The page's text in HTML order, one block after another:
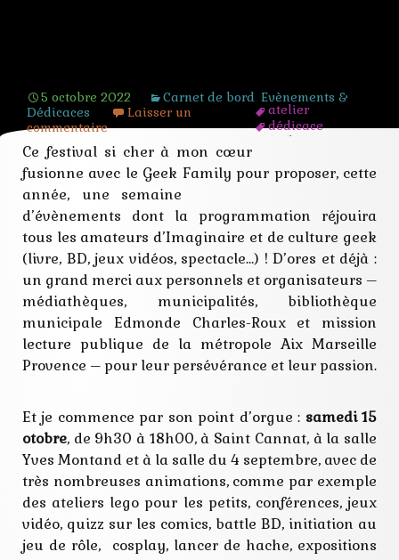
5 octobre 2022 Carnet de bord Evènements &
Dédicaces
atelier
dédicace
écolier
fantasy
îlot
imaginaire
littérature
magique
monde
rencontre
Laisser un
commentaire
Ce festival si cher à mon cœur
fusionne avec le Geek Family pour proposer, cette
année, une semaine
d’évènements dont la programmation réjouira
tous les amateurs d’Imaginaire et de culture geek
(livre, BD, jeux vidéos, spectacle…) ! D’ores et déjà :
un grand merci aux personnels et organisateurs –
médiathèques, municipalités, bibliothèque
municipale Edmonde Charles-Roux et mission
lecture publique de la métropole Aix Marseille
Provence – pour leur persévérance et leur passion.
Et je commence par son point d’orgue : samedi 15
otobre, de 9h30 à 18h00, à Saint Cannat, à la salle
Yves Montand et à la salle du 4 septembre, avec de
très nombreuses animations, comme par exemple
des ateliers lego pour les petits, conférences, jeux
vidéo, quizz sur les comics, battle BD, initiation au
jeu de rôle, cosplay, lancer de hache, expositions